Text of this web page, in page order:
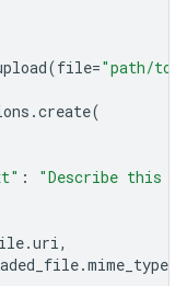
(file="path/to/
.create(
:
"Describe this
.uri,
.mime_type